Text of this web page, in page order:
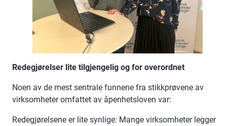
Redegjørelser lite tilgjengelig og for overordnet
Noen av de mest sentrale funnene fra stikkprøvene av
virksomheter omfattet av åpenhetsloven var:
Redegjørelsene er lite synlige: Mange virksomheter legger